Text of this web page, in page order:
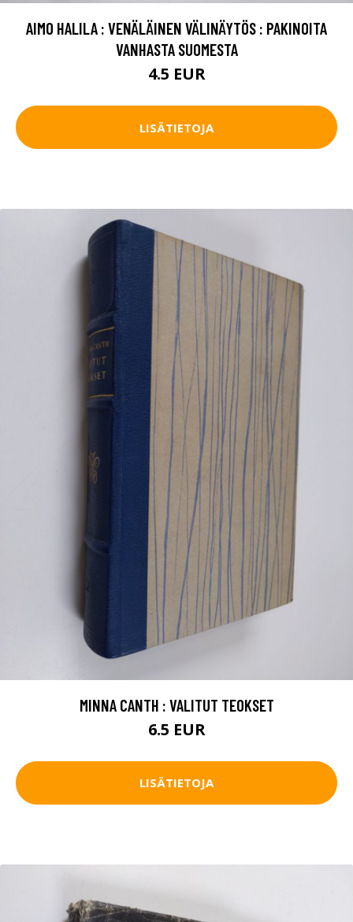
AIMO HALILA : VENÄLÄINEN VÄLINÄYTÖS : PAKINOITA
VANHASTA SUOMESTA
4.5 EUR
LISÄTIETOJA
MINNA CANTH : VALITUT TEOKSET
6.5 EUR
LISÄTIETOJA